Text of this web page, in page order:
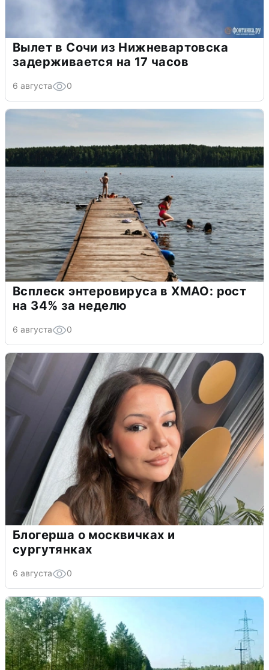
Вылет в Сочи из Нижневартовска
задерживается на 17 часов
6 августа 0
Всплеск энтеровируса в ХМАО: рост
на 34% за неделю
6 августа 0
Блогерша о москвичках и
сургутянках
6 августа 0